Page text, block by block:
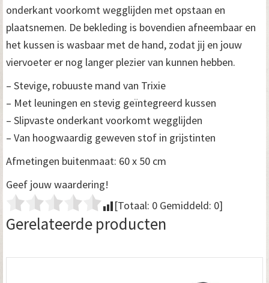
onderkant voorkomt wegglijden met opstaan en
plaatsnemen. De bekleding is bovendien afneembaar en
het kussen is wasbaar met de hand, zodat jij en jouw
viervoeter er nog langer plezier van kunnen hebben.
– Stevige, robuuste mand van Trixie
– Met leuningen en stevig geïntegreerd kussen
– Slipvaste onderkant voorkomt wegglijden
– Van hoogwaardig geweven stof in grijstinten
Afmetingen buitenmaat: 60 x 50 cm
Geef jouw waardering!
[Totaal: 0 Gemiddeld: 0]
Gerelateerde producten